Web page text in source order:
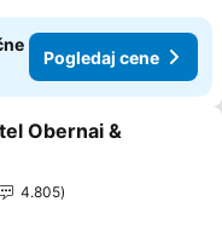
Pogledaj cene
u favorite
Obernai &
4.805